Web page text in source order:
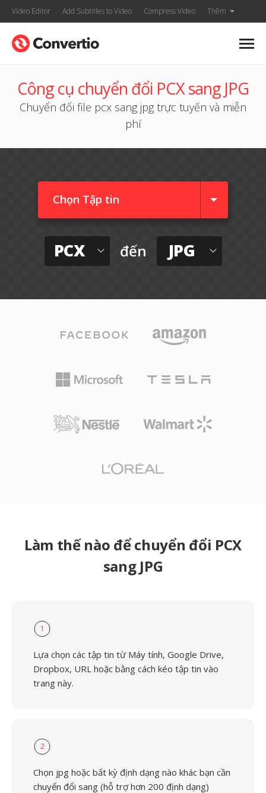
Video Editor Add Subtitles to Video Compress Video Thêm
Công cụ chuyển đổi PCX sang JPG
Chuyển đổi file pcx sang jpg trực tuyến và miễn
phí
Chọn Tập tin
PCX đến JPG
Làm thế nào để chuyển đổi PCX
sang JPG
1
Lựa chọn các tập tin từ Máy tính, Google Drive,
Dropbox, URL hoặc bằng cách kéo tập tin vào
trang này.
2
Chọn jpg hoặc bất kỳ định dạng nào khác bạn cần
chuyển đổi sang (hỗ trợ hơn 200 định dạng)